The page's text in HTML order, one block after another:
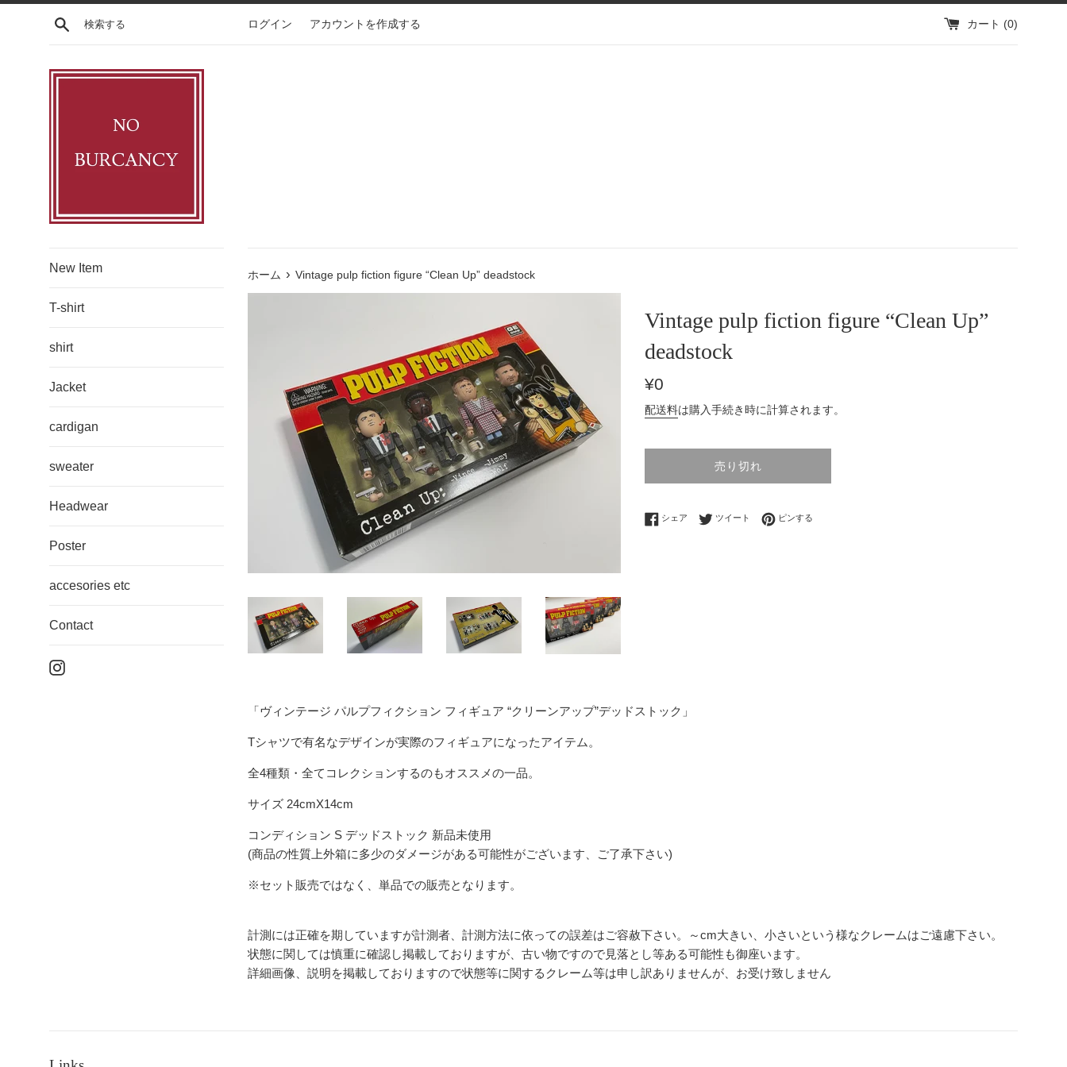
コ
検索する ログイン アカウントを作成する カート (0)
New Item
T-shirt
shirt
Jacket
cardigan
sweater
Headwear
Poster
accesories etc
Contact
Instagram
ホーム › Vintage pulp fiction figure “Clean Up” deadstock
Vintage pulp fiction figure “Clean Up”
deadstock
通
価
¥0
配送料は購入手続き時に計算されます。
売り切れ
シェア Facebookでシェアする
ツイート Twitterに投稿する
ピンする
「ヴィンテージ パルプフィクション フィギュア “クリーンアップ”デッドストック」
Tシャツで有名なデザインが実際のフィギュアになったアイテム。
全4種類・全てコレクションするのもオススメの一品。
サイズ 24cmX14cm
コンディション S デッドストック 新品未使用
(商品の性質上外箱に多少のダメージがある可能性がございます、ご了承下さい)
※セット販売ではなく、単品での販売となります。
計測には正確を期していますが計測者、計測方法に依っての誤差はご容赦下さい。～cm大きい、小さいという様なクレームはご遠慮下さい。
状態に関しては慎重に確認し掲載しておりますが、古い物ですので見落とし等ある可能性も御座います。
詳細画像、説明を掲載しておりますので状態等に関するクレーム等は申し訳ありませんが、お受け致しません